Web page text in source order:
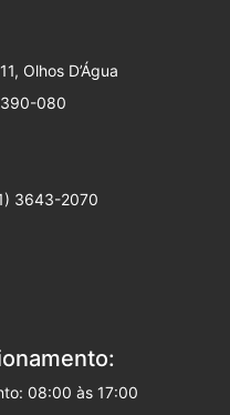
Olhos D’Água
080
3643-2070
08:00 às 17:00